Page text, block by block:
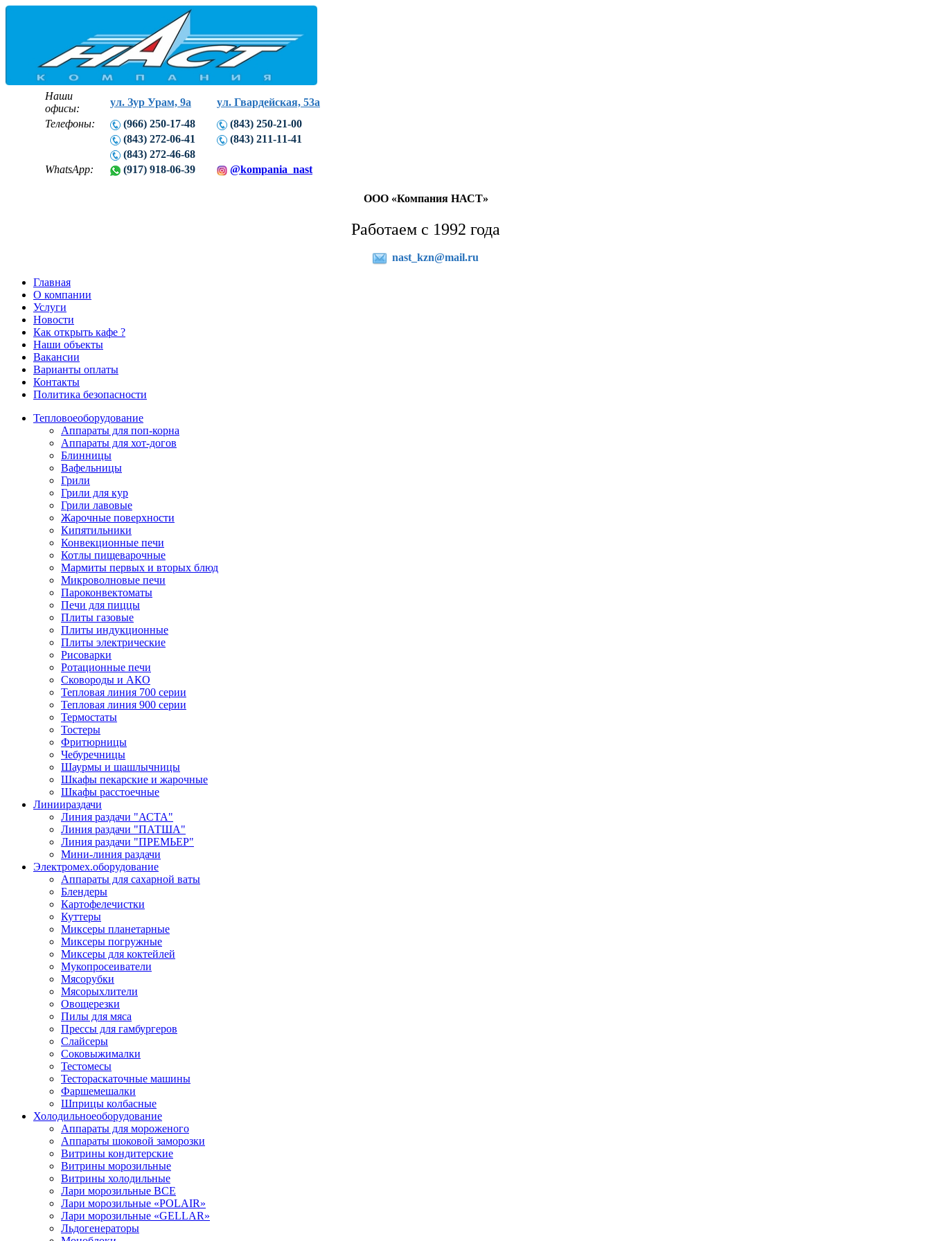
Наши
офисы:
ул. Зур Урам, 9а
ул. Гвардейская, 53а
Телефоны:
(966) 250-17-48
(843) 250-21-00
(843) 272-06-41
(843) 211-11-41
(843) 272-46-68
WhatsApp:
(917) 918-06-39 @kompania_nast
ООО «Компания НАСТ»
Работаем с 1992 года
nast_kzn@mail.ru
Главная
О компании
Услуги
Новости
Как открыть кафе ?
Наши объекты
Вакансии
Варианты оплаты
Контакты
Политика безопасности
Тепловоеоборудование
Аппараты для поп-корна
Аппараты для хот-догов
Блинницы
Вафельницы
Грили
Грили для кур
Грили лавовые
Жарочные поверхности
Кипятильники
Конвекционные печи
Котлы пищеварочные
Мармиты первых и вторых блюд
Микроволновые печи
Пароконвектоматы
Печи для пиццы
Плиты газовые
Плиты индукционные
Плиты электрические
Рисоварки
Ротационные печи
Сковороды и АКО
Тепловая линия 700 серии
Тепловая линия 900 серии
Термостаты
Тостеры
Фритюрницы
Чебуречницы
Шаурмы и шашлычницы
Шкафы пекарские и жарочные
Шкафы расстоечные
Линиираздачи
Линия раздачи "АСТА"
Линия раздачи "ПАТША"
Линия раздачи "ПРЕМЬЕР"
Мини-линия раздачи
Электромех.оборудование
Аппараты для сахарной ваты
Блендеры
Картофелечистки
Куттеры
Миксеры планетарные
Миксеры погружные
Миксеры для коктейлей
Мукопросеиватели
Мясорубки
Мясорыхлители
Овощерезки
Пилы для мяса
Прессы для гамбургеров
Слайсеры
Соковыжималки
Тестомесы
Тестораскаточные машины
Фаршемешалки
Шприцы колбасные
Холодильноеоборудование
Аппараты для мороженого
Аппараты шоковой заморозки
Витрины кондитерские
Витрины морозильные
Витрины холодильные
Лари морозильные ВСЕ
Лари морозильные «POLAIR»
Лари морозильные «GELLAR»
Льдогенераторы